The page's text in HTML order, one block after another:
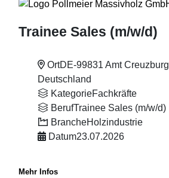
Trainee Sales (m/w/d)
OrtDE-99831 Amt Creuzburg
Deutschland
KategorieFachkräfte
BerufTrainee Sales (m/w/d)
BrancheHolzindustrie
Datum23.07.2026
Mehr Infos